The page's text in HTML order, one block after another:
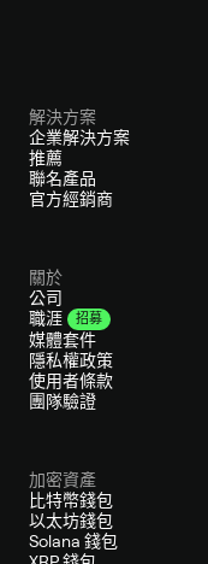
解決方案
企業解決方案
推薦
聯名產品
官方經銷商
關於
公司
職涯
招募
媒體套件
隱私權政策
使用者條款
團隊驗證
加密資產
比特幣錢包
以太坊錢包
Solana 錢包